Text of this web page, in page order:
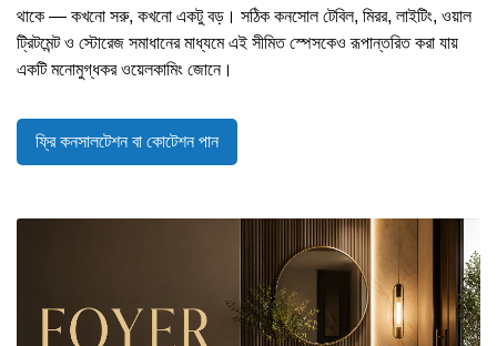
থাকে — কখনো সরু, কখনো একটু বড়। সঠিক কনসোল টেবিল, মিরর, লাইটিং, ওয়াল
ট্রিটমেন্ট ও স্টোরেজ সমাধানের মাধ্যমে এই সীমিত স্পেসকেও রূপান্তরিত করা যায়
একটি মনোমুগ্ধকর ওয়েলকামিং জোনে।
ফ্রি কনসালটেশন বা কোটেশন পান